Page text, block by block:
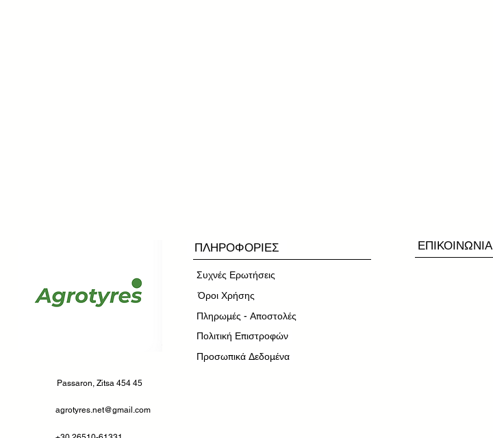
ΠΛΗΡΟΦΟΡΙΕΣ
Συχνές Ερωτήσεις
​Όροι Χρήσης
Πληρωμές - Αποστολές
Πολιτική Επιστροφών
Προσωπικά Δεδομένα
Passaron, Zitsa 454 45
agrotyres.net@gmail.com
ΕΠΙΚΟΙΝΩΝΙΑ